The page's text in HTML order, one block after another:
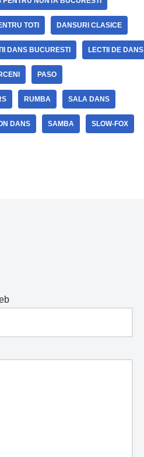
TOTI DANSURI CLASICE
DANS BUCURESTI LECTII DE DANS
PASO
RUMBA SALA DANS
DANS SAMBA SLOW-FOX